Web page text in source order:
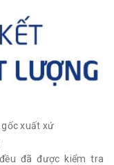
gốc xuất xứ
đã được kiểm tra